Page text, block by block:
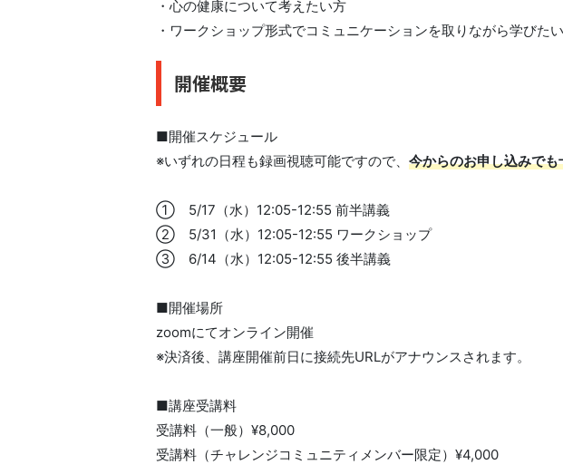
・心の健康について考えたい方
・ワークショップ形式でコミュニケーションを取りながら学びた
開催概要
■開催スケジュール
※いずれの日程も録画視聴可能ですので、 今からのお申し込みで
① 5/17（水）12:05-12:55 前半講義
② 5/31（水）12:05-12:55 ワークショップ
③ 6/14（水）12:05-12:55 後半講義
■開催場所
zoomにてオンライン開催
※決済後、講座開催前日に接続先URLがアナウンスされます。
■講座受講料
受講料（一般）¥8,000
受講料（チャレンジコミュニティメンバー限定）¥4,000